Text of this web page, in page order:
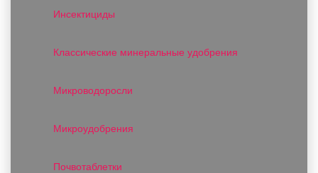
Инсектициды
Классические минеральные удобрения
Микроводоросли
Микроудобрения
Почвотаблетки